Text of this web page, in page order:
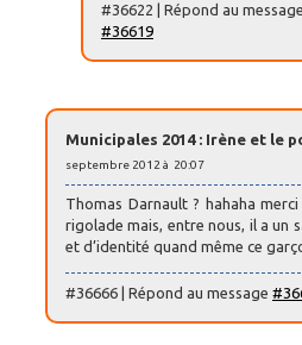
#36622 | Répond au message
#36619
Municipales 2014 : Irène et le
septembre 2012 à 20:07
Thomas Darnault ? hahaha
rigolade mais, entre nous, il a un
et d’identité quand même ce
#36666 | Répond au message